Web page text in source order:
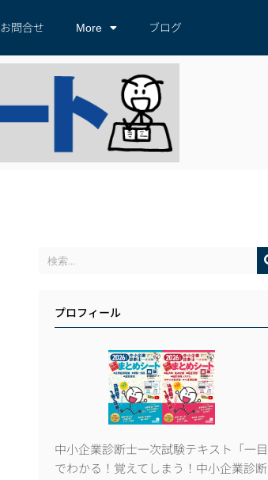
お問合せ More ブログ
プロフィール
中小企業診断士一次試験テキスト「一目
でわかる！覚えてしまう！中小企業診断